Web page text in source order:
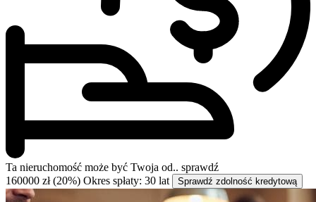
Ta nieruchomość może być Twoja od.. sprawdź
160000 zł (20%) Okres spłaty: 30 lat Sprawdź zdolność kredytową